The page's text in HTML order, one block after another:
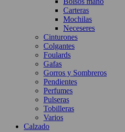
Carteras
Mochilas
Neceseres
Cinturones
Colgantes
Foulards
Gafas
Gorros y Sombreros
Pendientes
Perfumes
Pulseras
Tobilleras
Varios
Calzado